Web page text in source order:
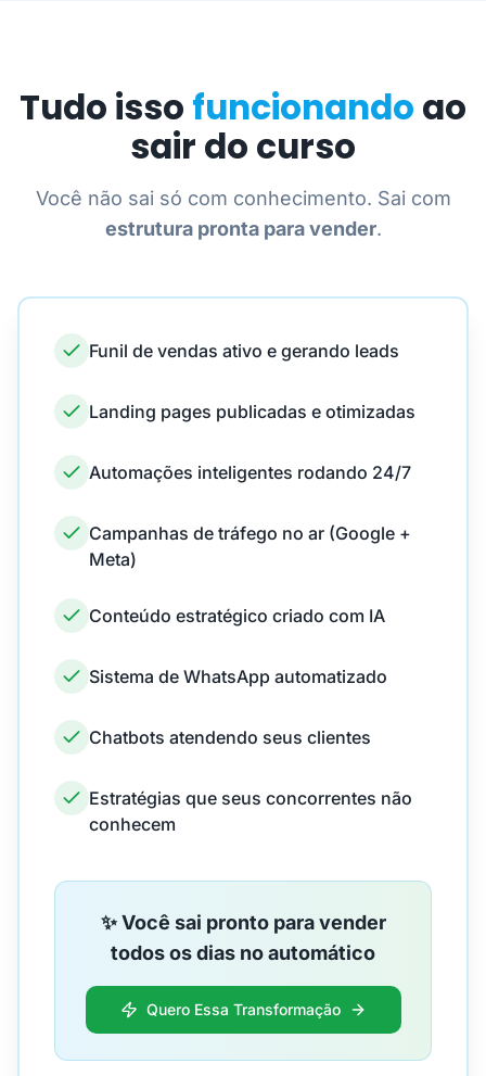
Tudo isso funcionando ao
sair do curso
Você não sai só com conhecimento. Sai com
estrutura pronta para vender.
Funil de vendas ativo e gerando leads
Landing pages publicadas e otimizadas
Automações inteligentes rodando 24/7
Campanhas de tráfego no ar (Google +
Meta)
Conteúdo estratégico criado com IA
Sistema de WhatsApp automatizado
Chatbots atendendo seus clientes
Estratégias que seus concorrentes não
conhecem
✨ Você sai pronto para vender
todos os dias no automático
Quero Essa Transformação